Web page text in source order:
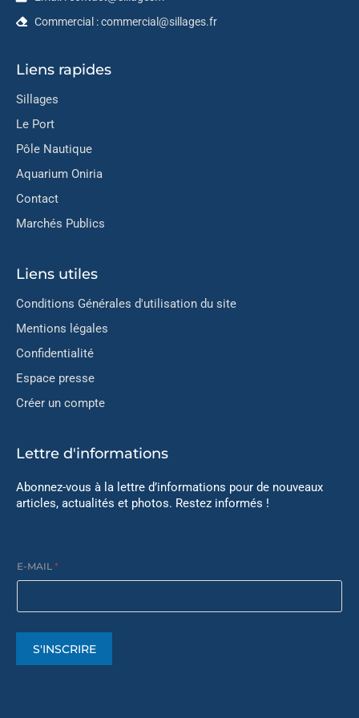
Commercial : commercial@sillages.fr
Liens rapides
Sillages
Le Port
Pôle Nautique
Aquarium Oniria
Contact
Marchés Publics
Liens utiles
Conditions Générales d'utilisation du site
Mentions légales
Confidentialité
Espace presse
Créer un compte
Lettre d'informations
Abonnez-vous à la lettre d’informations pour de nouveaux
articles, actualités et photos. Restez informés !
E-MAIL *
S'INSCRIRE